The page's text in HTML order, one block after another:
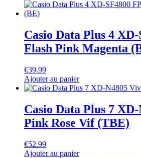
Casio Data Plus 4 XD-
Flash Pink Magenta
€39.99
Ajouter au panier
Casio Data Plus 7
Pink Rose Vif (TBE)
€52.99
Ajouter au panier